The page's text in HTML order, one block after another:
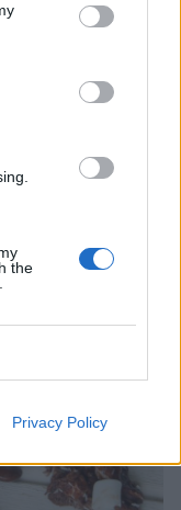
the
Privacy Policy